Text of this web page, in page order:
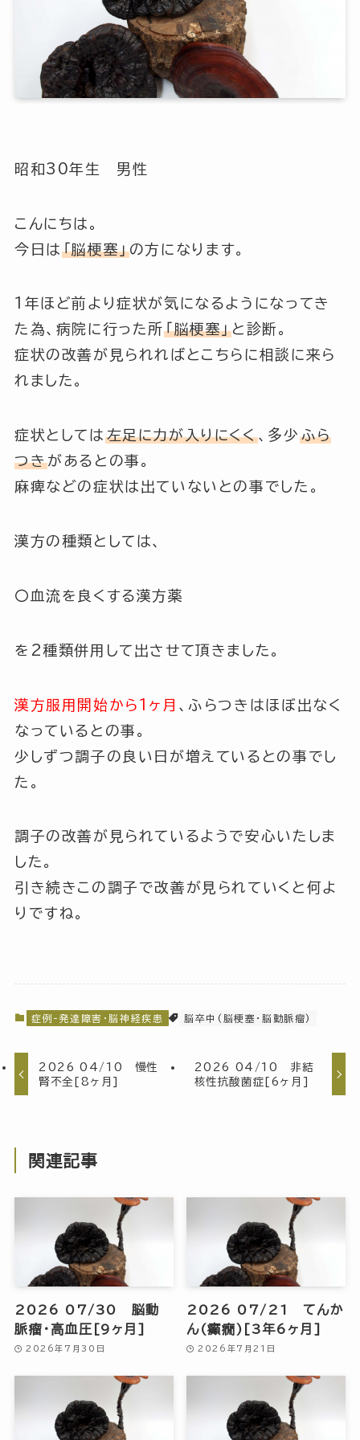
昭和30年生 男性
こんにちは。
今日は 「脳梗塞」の方になります。
1年ほど前より症状が気になるようになってき
た為、病院に行った所「脳梗塞」 と診断。
症状の改善が見られればとこちらに相談に来ら
れました。
症状としては 左足に力が入りにくく、多少 ふら
つきがあるとの事。
麻痺などの症状は出ていないとの事でした。
漢方の種類としては、
〇血流を良くする漢方薬
を2種類併用して出させて頂きました。
漢方服用開始から1ヶ月 、ふらつきはほぼ出なく
なっているとの事。
少しずつ調子の良い日が増えているとの事でし
た。
調子の改善が見られているようで安心いたしま
した。
引き続きこの調子で改善が見られていくと何よ
りですね。
症例-発達障害・脳神経疾患 脳卒中(脳梗塞・脳動脈瘤)
2026 04/10 慢性
腎不全[8ヶ月]
2026 04/10 非結
核性抗酸菌症[6ヶ月]
関連記事
2026 07/30 脳動
脈瘤・高血圧[9ヶ月]
2026年7月30日
2026 07/21 てんか
ん(癲癇)[3年6ヶ月]
2026年7月21日